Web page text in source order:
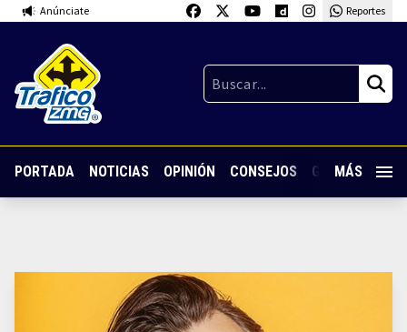
Anúnciate Reportes
PORTADA NOTICIAS OPINIÓN CONSEJOS GUARDIA
MÁS